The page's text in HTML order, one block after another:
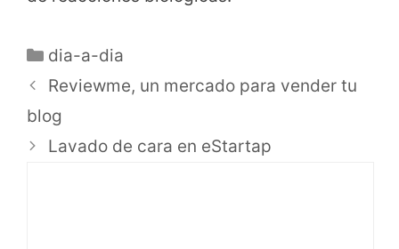
dia-a-dia
Reviewme, un mercado para vender tu
blog
Lavado de cara en eStartap